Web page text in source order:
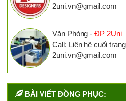
2uni.vn@gmail.com
Văn Phòng - ĐP 2Uni
Call: Liên hệ cuối trang
2uni.vn@gmail.com
BÀI VIẾT ĐỒNG PHỤC: